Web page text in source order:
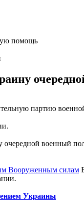
партию
военный
Вооруженным силам
Украины